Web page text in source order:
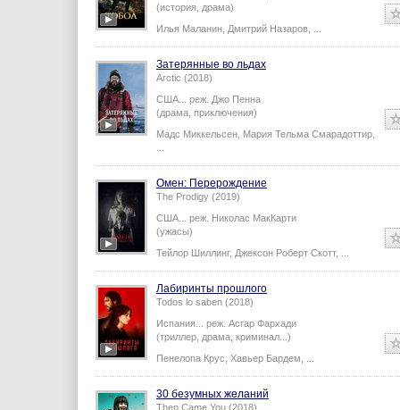
(история, драма)
Илья Маланин Дмитрий Назаров
Затерянные во льдах
Arctic (2018)
США... реж. Джо Пенна
(драма, приключения)
Мадс Миккельсен Мария Тельма Смарадоттир
Омен: Перерождение
The Prodigy (2019)
США... реж. Николас МакКарти
(ужасы)
Тейлор Шиллинг, Джексон Роберт Скотт,
Лабиринты прошлого
Todos lo saben (2018)
Испания... реж. Асгар Фархади
(триллер, драма, криминал...)
Пенелопа Крус Хавьер Бардем
30 безумных желаний
Then Came You (2018)